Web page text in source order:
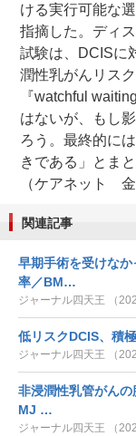
ける実行可能な
指摘した。ディ
試験は、DCISに
潤性乳がんリス
『watchful
はないが、もし
ろう。最終的に
きである」とまと
（ケアネット 金
関連記事
早期手術を受けな
率／BM…
ジャーナル四天王 （
ジャーナル四天王 （
非浸潤性乳管がん
MJ …
ジャーナル四天王 （